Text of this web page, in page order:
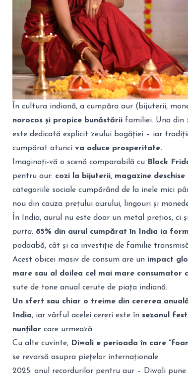
În cultura indiană, a cumpăra aur (bijuterii,
norocos și propice bunăstării familiei. Una din
este dedicată explicit zeului bogăției – iar
cumpărat atunci va aduce prosperitate.
Imaginați-vă o scenă comparabilă cu Black
pentru aur: cozi la bijuterii, magazine
categoriile sociale cumpărând de la inele mici
nou din cauza prețului aurului, lingouri și
În India, aurul nu este doar un metal prețios, ci
purta. 85% din aurul cumpărat în India ia
podoabă, cât și ca investiție de familie
Acest obicei masiv de consum are un impact
mare sau al doilea cel mai mare consumator
sute de tone anual cerute de piața indiană.
Un sfert sau chiar o treime din cererea
India, iar vârful acelei cereri este în sezonul
nunților care urmează.
Cu alte cuvinte, Diwali e perioada în care
se revarsă asupra piețelor internaționale.
2025: anul recordurilor pentru aur – Diwali